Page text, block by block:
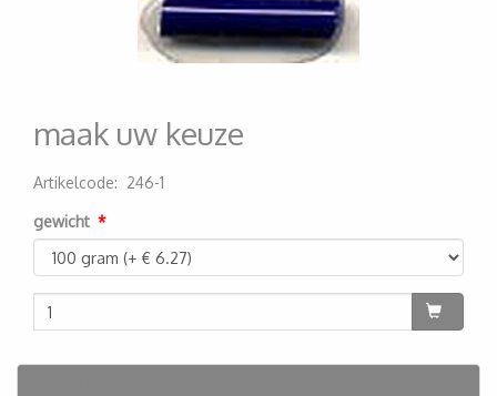
maak uw keuze
Artikelcode: 246-1
gewicht